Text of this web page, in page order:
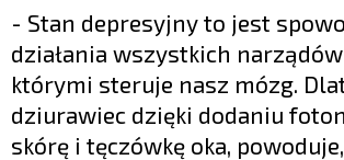
- Stan depresyjny to jest
działania wszystkich
którymi steruje nasz mózg.
dziurawiec dzięki dodaniu
skórę i tęczówkę oka,